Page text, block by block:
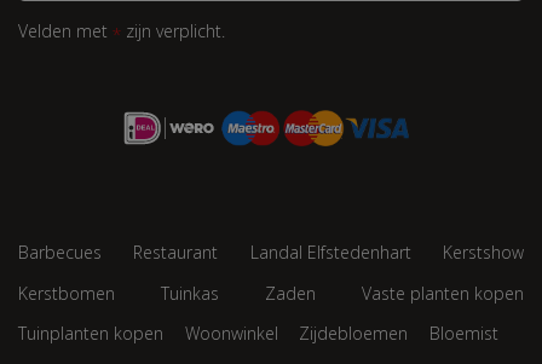
Velden met * zijn verplicht.
Barbecues Restaurant Landal Elfstedenhart
Kerstshow
Kerstbomen
Tuinkas Zaden
Vaste planten kopen
Tuinplanten kopen
Woonwinkel Zijdebloemen Bloemist